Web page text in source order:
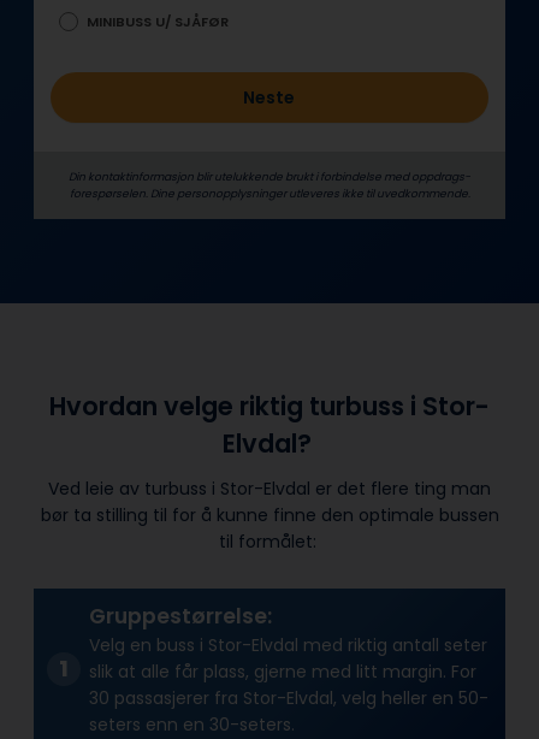
MINIBUSS U/ SJÅFØR
Neste
Din kontaktinformasjon blir utelukkende brukt i forbindelse med oppdrags­
forespørselen. Dine person­­opplysninger utleveres ikke til uvedkommende.
Hvordan velge riktig turbuss i Stor-
Elvdal?
Ved leie av turbuss i Stor-Elvdal er det flere ting man
bør ta stilling til for å kunne finne den optimale bussen
til formålet:
Gruppestørrelse:
Velg en buss i Stor-Elvdal med riktig antall seter
slik at alle får plass, gjerne med litt margin. For
30 passasjerer fra Stor-Elvdal, velg heller en 50-
seters enn en 30-seters.